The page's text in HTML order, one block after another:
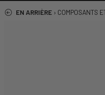
EN ARRIÈRE › COMPOSANTS